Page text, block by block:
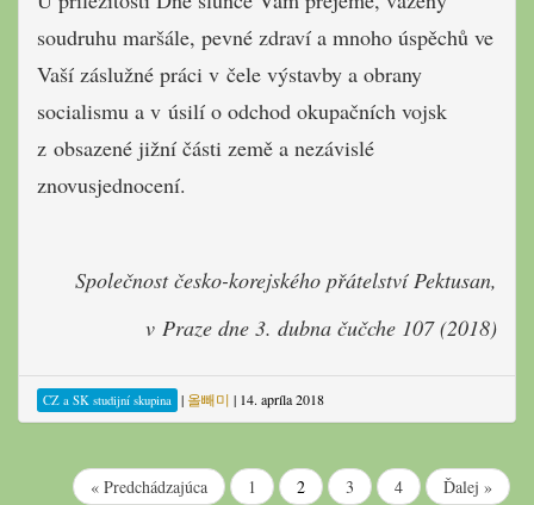
soudruhu maršále, pevné zdraví a mnoho úspěchů ve
Vaší záslužné práci v čele výstavby a obrany
socialismu a v úsilí o odchod okupačních vojsk
z obsazené jižní části země a nezávislé
znovusjednocení.
Společnost česko-korejského přátelství Pektusan,
v Praze dne 3. dubna čučche 107 (2018)
CZ a SK studijní skupina | 올빼미 | 14. apríla 2018
« Predchádzajúca 1 2 3 4 Ďalej »